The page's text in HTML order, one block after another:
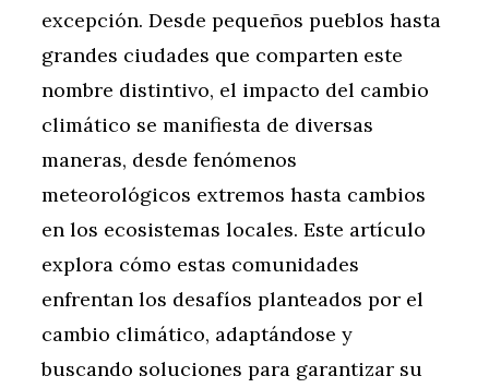
excepción. Desde pequeños pueblos hasta
grandes ciudades que comparten este
nombre distintivo, el impacto del cambio
climático se manifiesta de diversas
maneras, desde fenómenos
meteorológicos extremos hasta cambios
en los ecosistemas locales. Este artículo
explora cómo estas comunidades
enfrentan los desafíos planteados por el
cambio climático, adaptándose y
buscando soluciones para garantizar su